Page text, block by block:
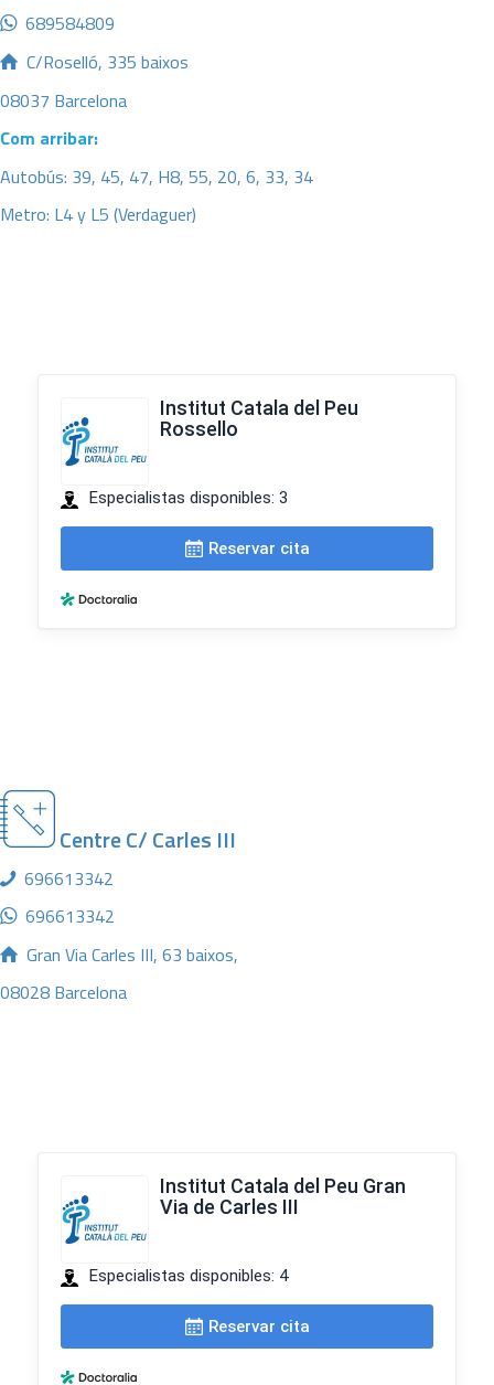
689584809
C/Roselló, 335 baixos
08037 Barcelona
Com arribar:
Autobús: 39, 45, 47, H8, 55, 20, 6, 33, 34
Metro: L4 y L5 (Verdaguer)
Centre C/ Carles III
696613342
696613342
Gran Via Carles III, 63 baixos,
08028 Barcelona